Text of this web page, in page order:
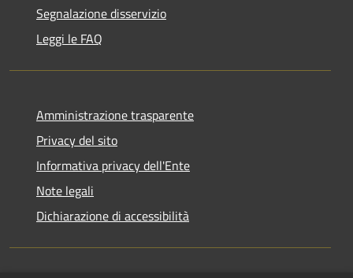
Segnalazione disservizio
Leggi le FAQ
Amministrazione trasparente
Privacy del sito
Informativa privacy dell'Ente
Note legali
Dichiarazione di accessibilità